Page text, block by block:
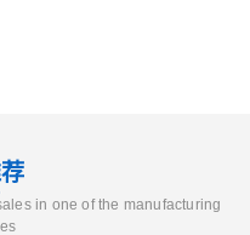
in one of the manufacturing